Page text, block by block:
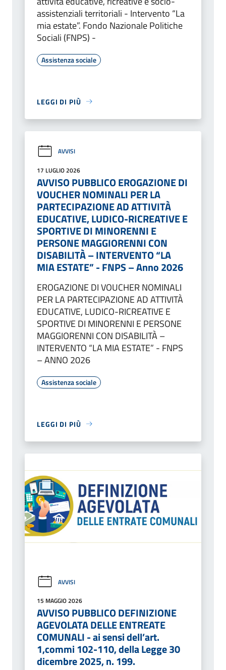
assistenziali territoriali - Intervento “La
mia estate”. Fondo Nazionale Politiche
Sociali (FNPS) -
Assistenza sociale
LEGGI DI PIÙ
AVVISI
17 LUGLIO 2026
AVVISO PUBBLICO EROGAZIONE DI
VOUCHER NOMINALI PER LA
PARTECIPAZIONE AD ATTIVITÀ
EDUCATIVE, LUDICO-RICREATIVE E
SPORTIVE DI MINORENNI E
PERSONE MAGGIORENNI CON
DISABILITÀ – INTERVENTO “LA
MIA ESTATE” - FNPS – Anno 2026
EROGAZIONE DI VOUCHER NOMINALI
PER LA PARTECIPAZIONE AD ATTIVITÀ
EDUCATIVE, LUDICO-RICREATIVE E
SPORTIVE DI MINORENNI E PERSONE
MAGGIORENNI CON DISABILITÀ –
INTERVENTO “LA MIA ESTATE” - FNPS
– ANNO 2026
Assistenza sociale
LEGGI DI PIÙ
AVVISI
15 MAGGIO 2026
AVVISO PUBBLICO DEFINIZIONE
AGEVOLATA DELLE ENTREATE
COMUNALI - ai sensi dell’art.
1,commi 102-110, della Legge 30
dicembre 2025, n. 199.